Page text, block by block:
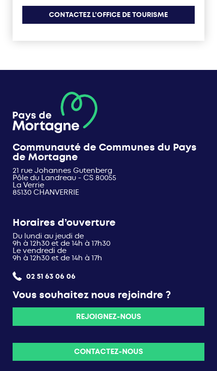
CONTACTEZ L’OFFICE DE TOURISME
Communauté de Communes du Pays
de Mortagne
21 rue Johannes Gutenberg
Pôle du Landreau - CS 80055
La Verrie
85130 CHANVERRIE
Horaires d’ouverture
Du lundi au jeudi de
9h à 12h30 et de 14h à 17h30
Le vendredi de
9h à 12h30 et de 14h à 17h
02 51 63 06 06
Vous souhaitez nous rejoindre ?
REJOIGNEZ-NOUS
CONTACTEZ-NOUS